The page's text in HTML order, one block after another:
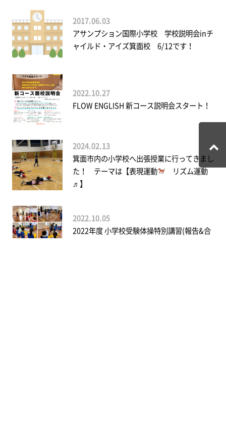
2017.06.03
アサンプション国際小学校 学校説明会inチ
ャイルド・アイズ箕面校 6/12です！
2022.10.27
FLOW ENGLISH 新コース説明会スタート！
2024.02.13
箕面市内の小学校へ出張授業に行ってきまし
た！ テーマは【表現運動
リズム運動
♬】
2022.10.05
2022年度 小学校受験体操特別講習(報告&合